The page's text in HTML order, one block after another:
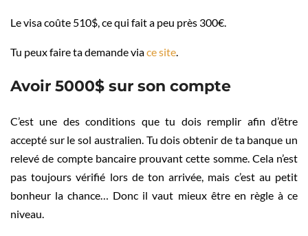
Le visa coûte 510$, ce qui fait a peu près 300€‎.
Tu peux faire ta demande viace site.
Avoir 5000$ sur son compte
C’est une des conditions que tu dois remplir afin d’être
accepté sur le sol australien. Tu dois obtenir de ta banque un
relevé de compte bancaire prouvant cette somme. Cela n’est
pas toujours vérifié lors de ton arrivée, mais c’est au petit
bonheur la chance… Donc il vaut mieux être en règle à ce
niveau.